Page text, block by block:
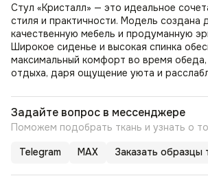
Стул «Кристалл» — это идеальное
стиля и практичности. Модель создана
качественную мебель и продуманную
Широкое сиденье и высокая спинка
максимальный комфорт во время
отдыха, даря ощущение уюта и
Задайте вопрос в мессенджере
Поможем подобрать ткань и узнать о
Telegram MAX Заказать образцы